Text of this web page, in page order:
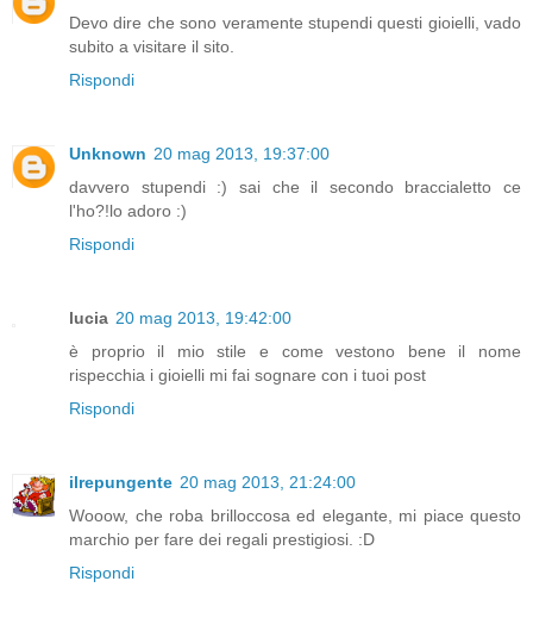
Devo dire che sono veramente stupendi questi gioielli, vado
subito a visitare il sito.
Rispondi
Unknown 20 mag 2013, 19:37:00
davvero stupendi :) sai che il secondo braccialetto ce
l'ho?!lo adoro :)
Rispondi
lucia 20 mag 2013, 19:42:00
è proprio il mio stile e come vestono bene il nome
rispecchia i gioielli mi fai sognare con i tuoi post
Rispondi
ilrepungente 20 mag 2013, 21:24:00
Wooow, che roba brilloccosa ed elegante, mi piace questo
marchio per fare dei regali prestigiosi. :D
Rispondi